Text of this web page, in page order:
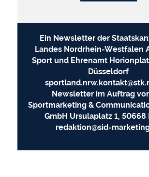
Ein Newsletter der
Landes Nordrhein-Westfalen
Sport und Ehrenamt
Düsseldorf
Newsletter im Auftrag
Sportmarketing &
GmbH Ursulaplatz 1,
redaktion@sid-